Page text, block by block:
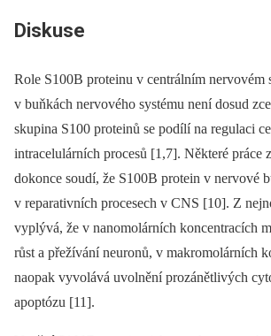
Diskuse
Role S100B proteinu v centrálním nervovém
v buňkách nervového systému není dosud
skupina S100 proteinů se podílí na regulaci
intracelulárních procesů [1,7]. Některé práce
dokonce soudí, že S100B protein v nervové
v reparativních procesech v CNS [10]. Z
vyplývá, že v nanomolárních koncentracích
růst a přežívání neuronů, v makromolárních
naopak vyvolává uvolnění prozánětlivých
apoptózu [11].